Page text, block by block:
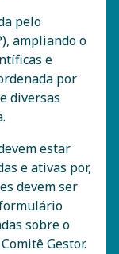
pelo
ampliando o
e
por
diversas
estar
e ativas por,
devem ser
sobre o
Gestor.